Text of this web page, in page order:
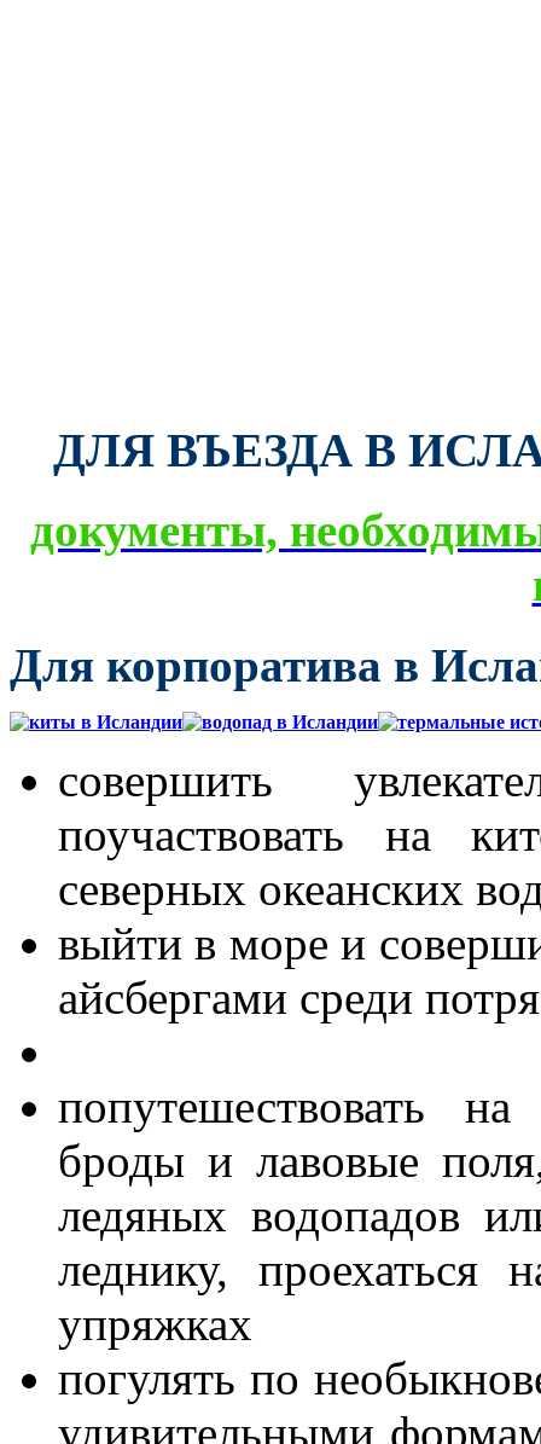
ДЛЯ ВЪЕЗДА В
документы,
Для корпоратива в
совершить
поучаствовать на
северных океанских
выйти в море и
айсбергами среди
попутешествовать
броды и лавовые
ледяных водопадов
леднику, проехаться
упряжках
погулять по
удивительными